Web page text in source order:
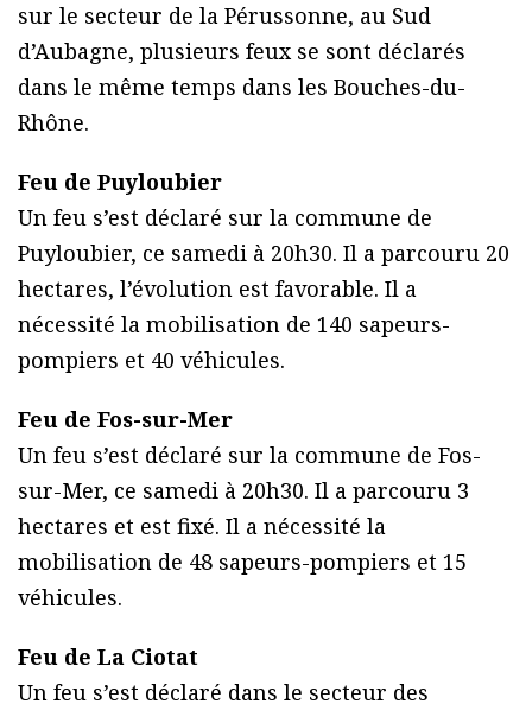
sur le secteur de la Pérussonne, au Sud
d’Aubagne, plusieurs feux se sont déclarés
dans le même temps dans les Bouches-du-
Rhône.
Feu de Puyloubier
Un feu s’est déclaré sur la commune de
Puyloubier, ce samedi à 20h30. Il a parcouru 20
hectares, l’évolution est favorable. Il a
nécessité la mobilisation de 140 sapeurs-
pompiers et 40 véhicules.
Feu de Fos-sur-Mer
Un feu s’est déclaré sur la commune de Fos-
sur-Mer, ce samedi à 20h30. Il a parcouru 3
hectares et est fixé. Il a nécessité la
mobilisation de 48 sapeurs-pompiers et 15
véhicules.
Feu de La Ciotat
Un feu s’est déclaré dans le secteur des